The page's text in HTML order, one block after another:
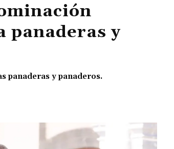
panaderas y
panaderas y panaderos.